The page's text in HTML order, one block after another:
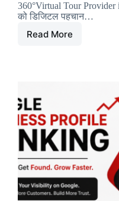
360°Virtual Tour
को डिजिटल पहचान…
Read More